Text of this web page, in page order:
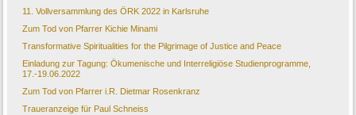
11. Vollversammlung des ÖRK 2022 in Karlsruhe
Zum Tod von Pfarrer Kichie Minami
Transformative Spiritualities for the Pilgrimage of Justice and Peace
Einladung zur Tagung: Ökumenische und Interreligiöse Studienprogramme,
17.-19.06.2022
Zum Tod von Pfarrer i.R. Dietmar Rosenkranz
Traueranzeige für Paul Schneiss